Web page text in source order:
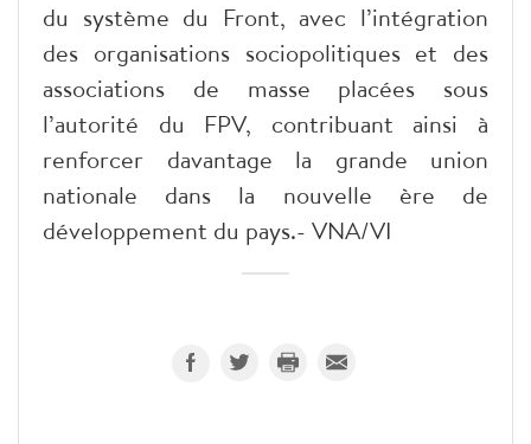
du système du Front, avec l’intégration
des organisations sociopolitiques et des
associations de masse placées sous
l’autorité du FPV, contribuant ainsi à
renforcer davantage la grande union
nationale dans la nouvelle ère de
développement du pays.- VNA/VI